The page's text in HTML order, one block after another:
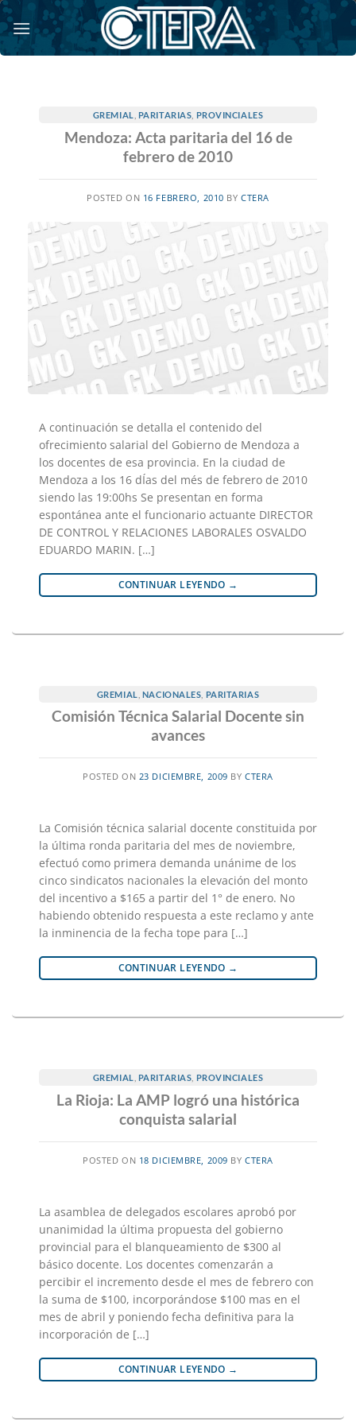
Saltar
al
contenido
GREMIAL PARITARIAS PROVINCIALES
Mendoza: Acta paritaria del 16 de
febrero de 2010
POSTED ON 16 FEBRERO, 2010 BY CTERA
A continuación se detalla el contenido del
ofrecimiento salarial del Gobierno de Mendoza a
los docentes de esa provincia. En la ciudad de
Mendoza a los 16 dÍas del més de febrero de 2010
siendo las 19:00hs Se presentan en forma
espontánea ante el funcionario actuante DIRECTOR
DE CONTROL Y RELACIONES LABORALES OSVALDO
EDUARDO MARIN. […]
CONTINUAR LEYENDO →
GREMIAL NACIONALES PARITARIAS
Comisión Técnica Salarial Docente sin
avances
POSTED ON 23 DICIEMBRE, 2009 BYCTERA
La Comisión técnica salarial docente constituida por
la última ronda paritaria del mes de noviembre,
efectuó como primera demanda unánime de los
cinco sindicatos nacionales la elevación del monto
del incentivo a $165 a partir del 1° de enero. No
habiendo obtenido respuesta a este reclamo y ante
la inminencia de la fecha tope para […]
CONTINUAR LEYENDO →
GREMIAL PARITARIAS PROVINCIALES
La Rioja: La AMP logró una histórica
conquista salarial
POSTED ON 18 DICIEMBRE, 2009 BYCTERA
La asamblea de delegados escolares aprobó por
unanimidad la última propuesta del gobierno
provincial para el blanqueamiento de $300 al
básico docente. Los docentes comenzarán a
percibir el incremento desde el mes de febrero con
la suma de $100, incorporándose $100 mas en el
mes de abril y poniendo fecha definitiva para la
incorporación de […]
CONTINUAR LEYENDO →